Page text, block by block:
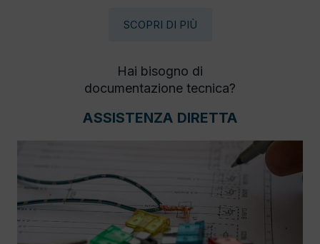
SCOPRI DI PIÙ
Hai bisogno di
documentazione tecnica?
ASSISTENZA DIRETTA